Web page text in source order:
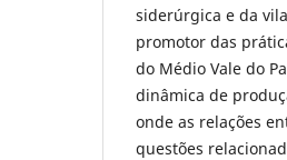
siderúrgica e da
promotor das
do Médio Vale do
dinâmica de
onde as relações
questões